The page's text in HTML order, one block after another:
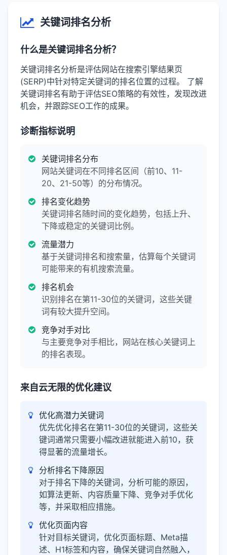
关键词排名分析
什么是关键词排名分析？
关键词排名分析是评估网站在搜索引擎结果页
(SERP)中针对特定关键词的排名位置的过程。 了解
关键词排名有助于评估SEO策略的有效性，发现改进
机会，并跟踪SEO工作的成果。
诊断指标说明
关键词排名分布
网站关键词在不同排名区间（前10、11-
20、21-50等）的分布情况。
排名变化趋势
关键词排名随时间的变化趋势，包括上升、
下降或稳定的关键词比例。
流量潜力
基于关键词排名和搜索量，估算每个关键词
可能带来的有机搜索流量。
排名机会
识别排名在第11-30位的关键词，这些关键
词有较大提升空间。
竞争对手对比
与主要竞争对手相比，网站在核心关键词上
的排名表现。
来自云无限的优化建议
优化高潜力关键词
优先优化排名在第11-30位的关键词，这些关
键词通常只需要小幅改进就能进入前10，获
得显著的流量增长。
分析排名下降原因
对于排名下降的关键词，分析可能的原因，
如算法更新、内容质量下降、竞争对手优化
等，并采取相应措施。
优化页面内容
针对目标关键词，优化页面标题、Meta描
述、H1标签和内容，确保关键词自然融入，